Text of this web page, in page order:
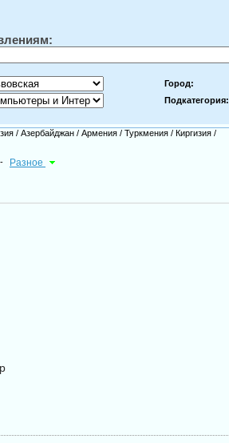
Город:
Подкатегория:
/ Азербайджан / Армения / Туркмения / Киргизия /
- Разное